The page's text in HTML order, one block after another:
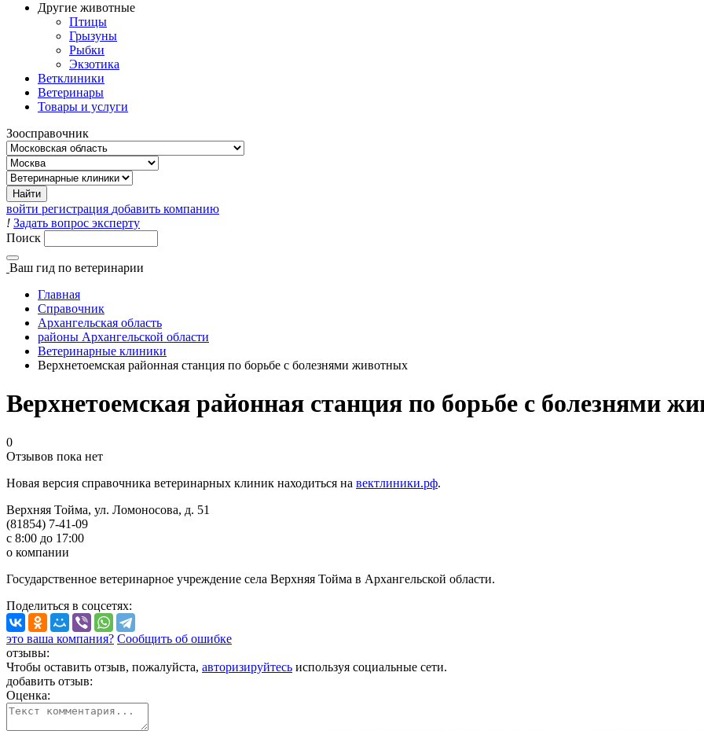
Другие животные
Птицы
Грызуны
Рыбки
Экзотика
Ветклиники
Ветеринары
Товары и услуги
Зоосправочник
войти регистрация добавить компанию
! Задать вопрос эксперту
Поиск
Ваш гид по ветеринарии
Главная
Справочник
Архангельская область
районы Архангельской области
Ветеринарные клиники
Верхнетоемская районная станция по борьбе с болезнями животных
Верхнетоемская районная станция по борьбе с болезнями
0
Отзывов пока нет
Новая версия справочника ветеринарных клиник находиться на вектлиники.рф.
Верхняя Тойма, ул. Ломоносова, д. 51
(81854) 7-41-09
с 8:00 до 17:00
о компании
Государственное ветеринарное учреждение села Верхняя Тойма в Архангельской области.
Поделиться в соцсетях:
это ваша компания? Сообщить об ошибке
отзывы:
Чтобы оставить отзыв, пожалуйста, авторизируйтесь используя социальные сети.
добавить отзыв:
Оценка: